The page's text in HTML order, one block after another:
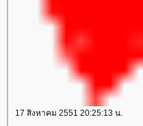
17 สิงหาคม 2551 20:25:13 น.